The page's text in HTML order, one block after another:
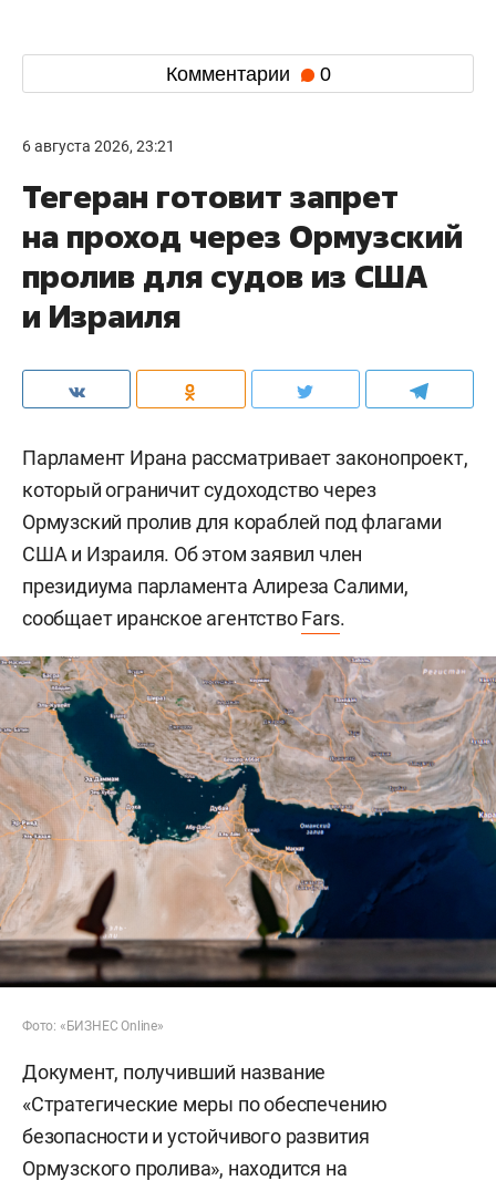
Комментарии 0
6 августа 2026, 23:21
Тегеран готовит запрет
на проход через Ормузский
пролив для судов из США
и Израиля
Парламент Ирана рассматривает законопроект,
который ограничит судоходство через
Ормузский пролив для кораблей под флагами
США и Израиля. Об этом заявил член
президиума парламента Алиреза Салими,
сообщает иранское агентствоFars.
Фото: «БИЗНЕС Online»
Документ, получивший название
«Стратегические меры по обеспечению
безопасности и устойчивого развития
Ормузского пролива», находится на